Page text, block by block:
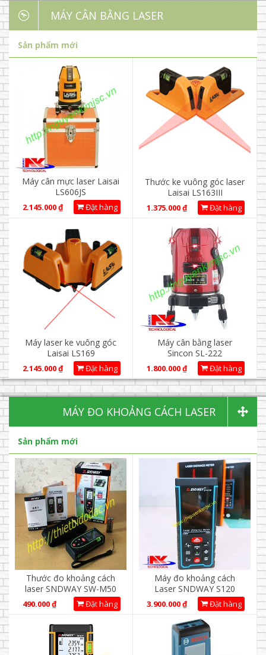
MÁY CÂN BẰNG LASER
Sản phẩm mới
Máy cân mực laser Laisai
LS606JS
2.145.000₫ Đặt hàng
Thước ke vuông góc laser
Laisai LS163III
1.375.000₫ Đặt hàng
Máy laser ke vuông góc
Laisai LS169
2.145.000₫ Đặt hàng
Máy cân bằng laser
Sincon SL-222
1.800.000₫ Đặt hàng
MÁY ĐO KHOẢNG CÁCH LASER
Sản phẩm mới
Thước đo khoảng cách
laser SNDWAY SW-M50
490.000₫ Đặt hàng
Máy đo khoảng cách
Laser SNDWAY S120
3.900.000₫ Đặt hàng